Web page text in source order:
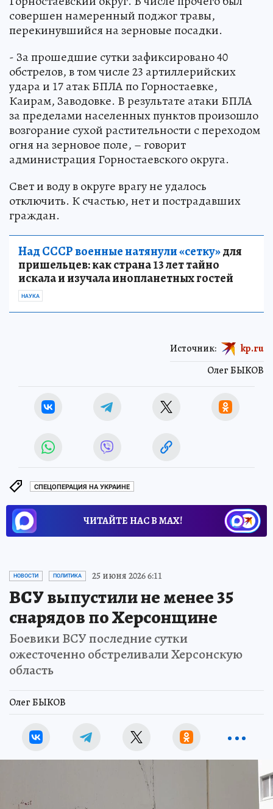
совершен намеренный поджог травы,
перекинувшийся на зерновые посадки.
- За прошедшие сутки зафиксировано 40
обстрелов, в том числе 23 артиллерийских
удара и 17 атак БПЛА по Горностаевке,
Каирам, Заводовке. В результате атаки БПЛА
за пределами населенных пунктов произошло
возгорание сухой растительности с переходом
огня на зерновое поле, – говорит
администрация Горностаевского округа.
Свет и воду в округе врагу не удалось
отключить. К счастью, нет и пострадавших
граждан.
Над СССР военные натянули «сетку»для
пришельцев: как страна 13 лет тайно
искала и изучала инопланетных гостей
НАУКА
Олег БЫКОВ
Источник: kp.ru
СПЕЦОПЕРАЦИЯ НА УКРАИНЕ
ЧИТАЙТЕ НАС В МАХ!
НОВОСТИ ПОЛИТИКА 25 июня 2026 6:11
ВСУ выпустили не менее 35
снарядов по Херсонщине
Боевики ВСУ последние сутки
ожесточенно обстреливали Херсонскую
область
Олег БЫКОВ